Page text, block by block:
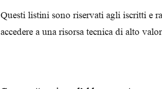
Questi listini sono riservati agli iscritti e
accedere a una risorsa tecnica di alto